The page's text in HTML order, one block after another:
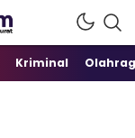
Kriminal